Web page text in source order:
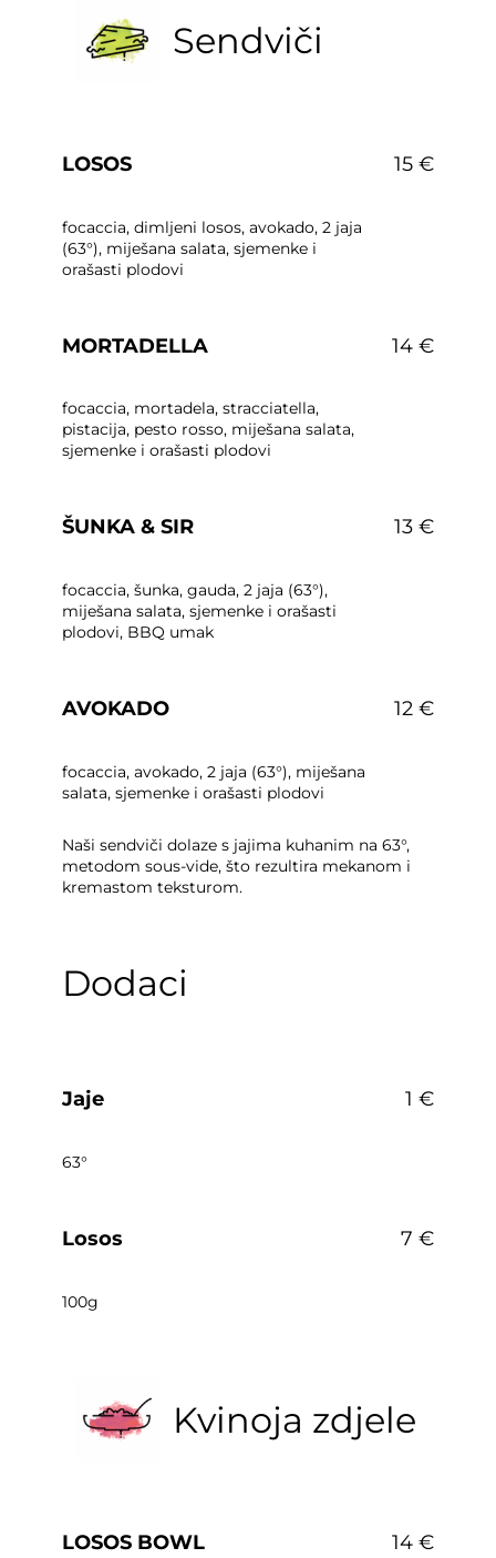
Sendviči
LOSOS
focaccia, dimljeni losos, avokado, 2 jaja
(63°), miješana salata, sjemenke i
orašasti plodovi
15 €
MORTADELLA
focaccia, mortadela, stracciatella,
pistacija, pesto rosso, miješana salata,
sjemenke i orašasti plodovi
14 €
ŠUNKA & SIR
focaccia, šunka, gauda, 2 jaja (63°),
miješana salata, sjemenke i orašasti
plodovi, BBQ umak
13 €
AVOKADO
focaccia, avokado, 2 jaja (63°), miješana
salata, sjemenke i orašasti plodovi
12 €
Naši sendviči dolaze s jajima kuhanim na 63°,
metodom sous-vide, što rezultira mekanom i
kremastom teksturom.
Dodaci
Jaje
63°
1 €
Losos
100g
7 €
Kvinoja zdjele
LOSOS BOWL 14 €